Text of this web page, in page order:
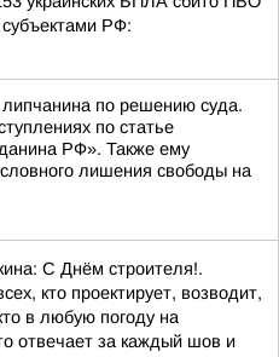
РФ:
по решению суда.
по статье
РФ». Также ему
лишения свободы на
С Днём строителя!.
кто проектирует, возводит,
в любую погоду на
отвечает за каждый шов и